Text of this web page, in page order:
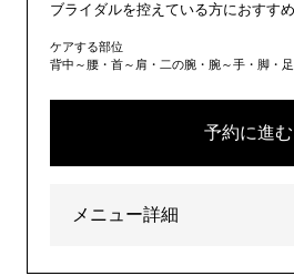
ブライダルを控えている方におすすめ
ケアする部位
背中～腰・首～肩・二の腕・腕～手・脚・
予約に進む
メニュー詳細